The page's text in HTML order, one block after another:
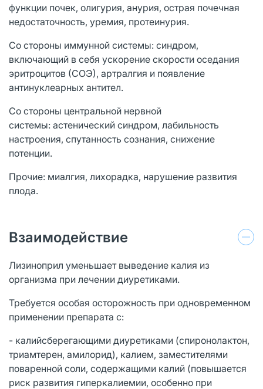
функции почек, олигурия, анурия, острая почечная
недостаточность, уремия, протеинурия.
Со стороны иммунной системы: синдром,
включающий в себя ускорение скорости оседания
эритроцитов (СОЭ), артралгия и появление
антинуклеарных антител.
Со стороны центральной нервной
системы: астенический синдром, лабильность
настроения, спутанность сознания, снижение
потенции.
Прочие: миалгия, лихорадка, нарушение развития
плода.
Взаимодействие
Лизиноприл уменьшает выведение калия из
организма при лечении диуретиками.
Требуется особая осторожность при одновременном
применении препарата с:
- калийсберегающими диуретиками (спиронолактон,
триамтерен, амилорид), калием, заместителями
поваренной соли, содержащими калий (повышается
риск развития гиперкалиемии, особенно при